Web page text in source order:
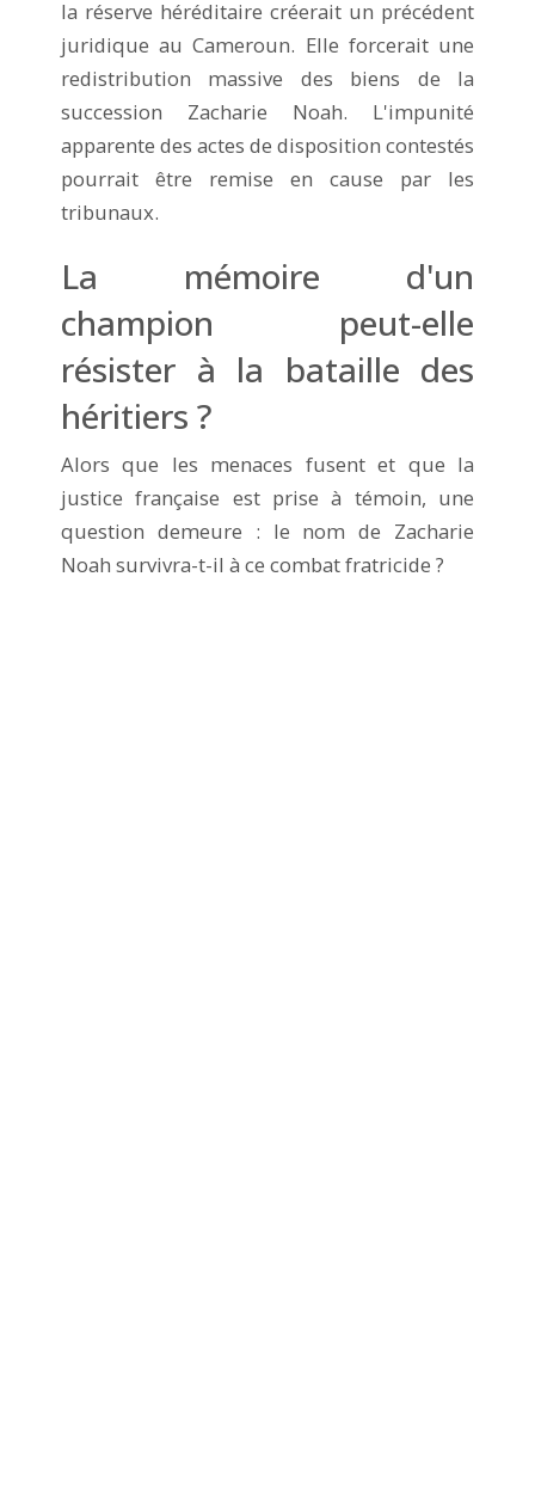
la réserve héréditaire créerait un précédent
juridique au Cameroun. Elle forcerait une
redistribution massive des biens de la
succession Zacharie Noah. L'impunité
apparente des actes de disposition contestés
pourrait être remise en cause par les
tribunaux.
La mémoire d'un
champion peut-elle
résister à la bataille des
héritiers ?
Alors que les menaces fusent et que la
justice française est prise à témoin, une
question demeure : le nom de Zacharie
Noah survivra-t-il à ce combat fratricide ?